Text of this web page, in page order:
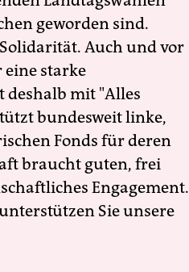
geworden sind.
Auch und vor
starke
deshalb mit "Alles
bundesweit linke,
Fonds für deren
braucht guten, frei
Engagement.
Sie unsere